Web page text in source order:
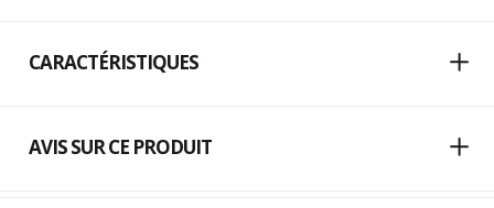
CARACTÉRISTIQUES
AVIS SUR CE PRODUIT